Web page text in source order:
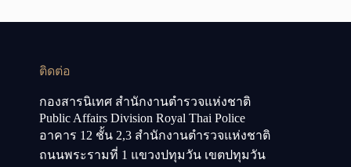
ติดต่อ
กองสารนิเทศ สำนักงานตำรวจแห่งชาติ
Public Affairs Division Royal Thai Police
อาคาร 12 ชั้น 2,3 สำนักงานตำรวจแห่งชาติ
ถนนพระรามที่ 1 แขวงปทุมวัน เขตปทุมวัน